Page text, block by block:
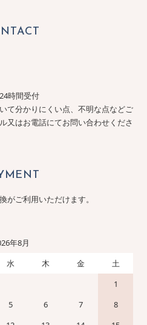
時間受付
て分かりにくい点、不明な点などご
又はお電話にてお問い合わせくださ
がご利用いただけます。
年8月
水 木 金
土
1
5 6 7
8